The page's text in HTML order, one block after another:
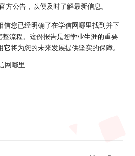
方公告，以便及时了解最新信息。
信您已经明确了在学信网哪里找到并下
整流程。这份报告是您学业生涯的重要
将为您的未来发展提供坚实的保障。